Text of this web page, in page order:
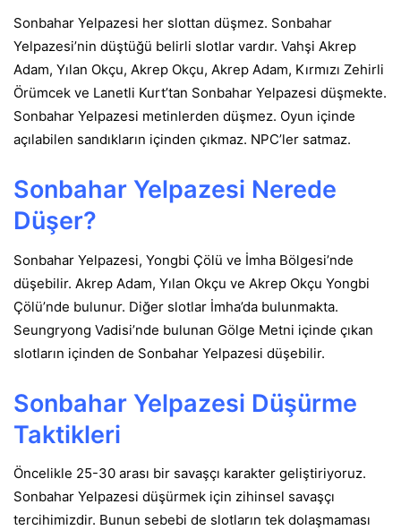
Sonbahar Yelpazesi her slottan düşmez. Sonbahar
Yelpazesi’nin düştüğü belirli slotlar vardır. Vahşi Akrep
Adam, Yılan Okçu, Akrep Okçu, Akrep Adam, Kırmızı Zehirli
Örümcek ve Lanetli Kurt’tan Sonbahar Yelpazesi düşmekte.
Sonbahar Yelpazesi metinlerden düşmez. Oyun içinde
açılabilen sandıkların içinden çıkmaz. NPC’ler satmaz.
Sonbahar Yelpazesi Nerede
Düşer?
Sonbahar Yelpazesi, Yongbi Çölü ve İmha Bölgesi’nde
düşebilir. Akrep Adam, Yılan Okçu ve Akrep Okçu Yongbi
Çölü’nde bulunur. Diğer slotlar İmha’da bulunmakta.
Seungryong Vadisi’nde bulunan Gölge Metni içinde çıkan
slotların içinden de Sonbahar Yelpazesi düşebilir.
Sonbahar Yelpazesi Düşürme
Taktikleri
Öncelikle 25-30 arası bir savaşçı karakter geliştiriyoruz.
Sonbahar Yelpazesi düşürmek için zihinsel savaşçı
tercihimizdir. Bunun sebebi de slotların tek dolaşmaması